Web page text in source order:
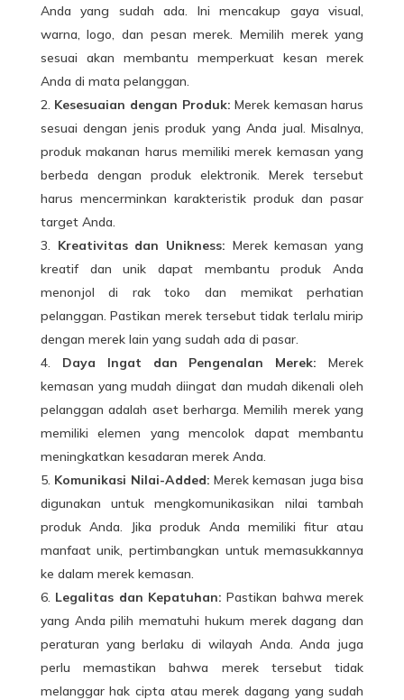
Anda yang sudah ada. Ini mencakup gaya visual,
warna, logo, dan pesan merek. Memilih merekyang
sesuai akan membantu memperkuat kesan merek
Anda di mata pelanggan.
Kesesuaian dengan Produk: Merek kemasan harus
sesuai dengan jenis produk yang Anda jual. Misalnya,
produk makanan harus memiliki merek kemasan yang
berbeda dengan produk elektronik. Merek tersebut
harus mencerminkan karakteristik produk dan pasar
target Anda.
Kreativitas dan Unikness: Merek kemasan yang
kreatif dan unik dapat membantu produk Anda
menonjol di rak toko dan memikat perhatian
pelanggan. Pastikan merek tersebut tidak terlalu mirip
dengan merek lain yang sudah ada di pasar.
Daya Ingat dan Pengenalan Merek: Merek
kemasan yang mudah diingat dan mudah dikenali oleh
pelanggan adalah aset berharga. Memilih merek yang
memiliki elemen yang mencolok dapat membantu
meningkatkan kesadaran merek Anda.
Komunikasi Nilai-Added: Merek kemasan juga bisa
digunakan untuk mengkomunikasikan nilai tambah
produk Anda. Jika produk Anda memiliki fitur atau
manfaat unik, pertimbangkan untuk memasukkannya
ke dalam merek kemasan.
Legalitas dan Kepatuhan: Pastikan bahwa merek
yang Anda pilih mematuhi hukum merek dagang dan
peraturan yang berlaku di wilayah Anda. Anda juga
perlu memastikan bahwa merek tersebut tidak
melanggar hak cipta atau merek dagang yang sudah